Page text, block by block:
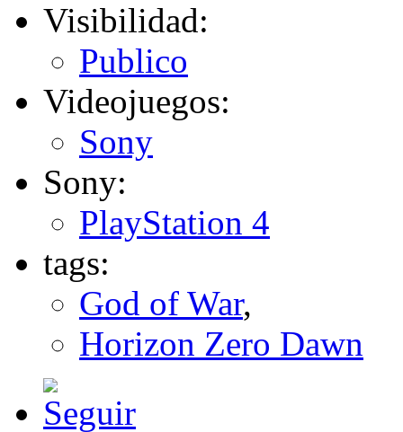
Visibilidad:
Publico
Videojuegos:
Sony
Sony:
PlayStation 4
tags:
God of War,
Horizon Zero Dawn